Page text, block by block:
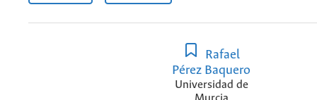
Rafael
Pérez Baquero
Universidad de